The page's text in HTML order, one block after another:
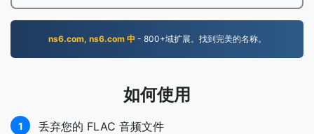
ns6.com, ns6.com 中 - 800+域扩展。找到完美的名称。
如何使用
1 丢弃您的 FLAC 音频文件